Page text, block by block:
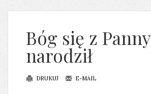
Bóg się z Panny
narodził
DRUKUJ E-MAIL